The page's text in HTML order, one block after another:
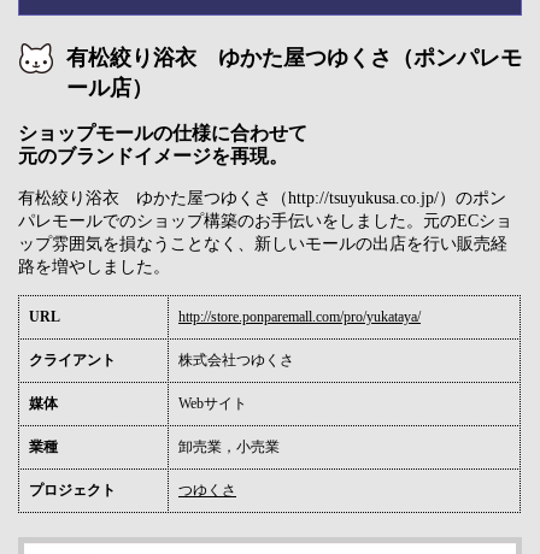
有松絞り浴衣 ゆかた屋つゆくさ（ポンパレモ
ール店）
ショップモールの仕様に合わせて
元のブランドイメージを再現。
有松絞り浴衣 ゆかた屋つゆくさ（http://tsuyukusa.co.jp/）のポン
パレモールでのショップ構築のお手伝いをしました。元のECショ
ップ雰囲気を損なうことなく、新しいモールの出店を行い販売経
路を増やしました。
URL http://store.ponparemall.com/pro/yukataya/
クライアント 株式会社つゆくさ
媒体 Webサイト
業種 卸売業，小売業
プロジェクト つゆくさ